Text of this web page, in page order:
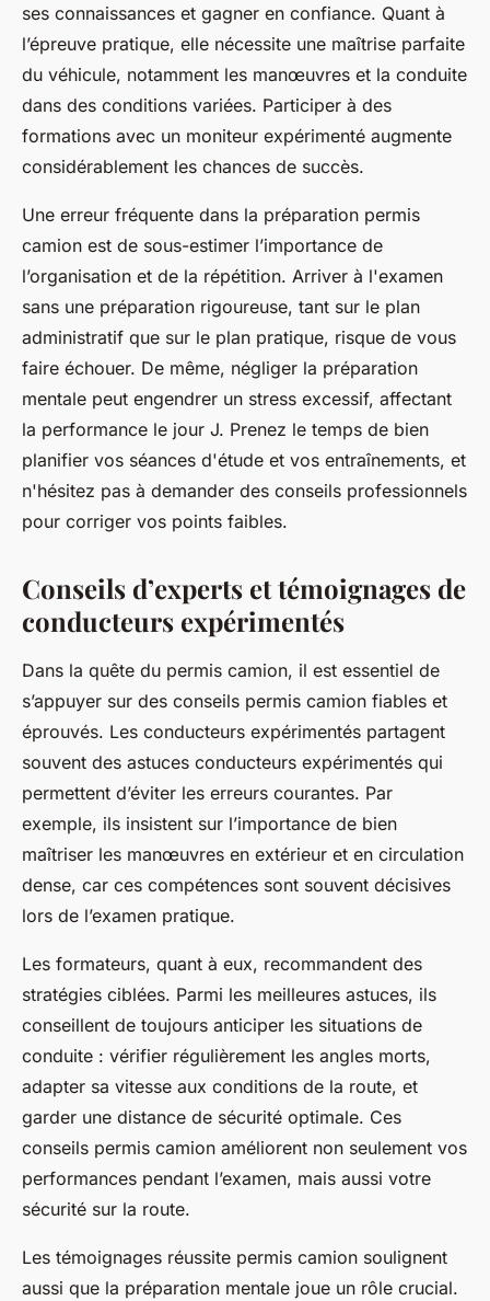
ses connaissances et gagner en confiance. Quant à
l’épreuve pratique, elle nécessite une maîtrise parfaite
du véhicule, notamment les manœuvres et la conduite
dans des conditions variées. Participer à des
formations avec un moniteur expérimenté augmente
considérablement les chances de succès.
Une erreur fréquente dans la préparation permis
camion est de sous-estimer l’importance de
l’organisation et de la répétition. Arriver à l'examen
sans une préparation rigoureuse, tant sur le plan
administratif que sur le plan pratique, risque de vous
faire échouer. De même, négliger la préparation
mentale peut engendrer un stress excessif, affectant
la performance le jour J. Prenez le temps de bien
planifier vos séances d'étude et vos entraînements, et
n'hésitez pas à demander des conseils professionnels
pour corriger vos points faibles.
Conseils d’experts et témoignages de
conducteurs expérimentés
Dans la quête du permis camion, il est essentiel de
s’appuyer sur des conseils permis camion fiables et
éprouvés. Les conducteurs expérimentés partagent
souvent des astuces conducteurs expérimentés qui
permettent d’éviter les erreurs courantes. Par
exemple, ils insistent sur l’importance de bien
maîtriser les manœuvres en extérieur et en circulation
dense, car ces compétences sont souvent décisives
lors de l’examen pratique.
Les formateurs, quant à eux, recommandent des
stratégies ciblées. Parmi les meilleures astuces, ils
conseillent de toujours anticiper les situations de
conduite : vérifier régulièrement les angles morts,
adapter sa vitesse aux conditions de la route, et
garder une distance de sécurité optimale. Ces
conseils permis camion améliorent non seulement vos
performances pendant l’examen, mais aussi votre
sécurité sur la route.
Les témoignages réussite permis camion soulignent
aussi que la préparation mentale joue un rôle crucial.